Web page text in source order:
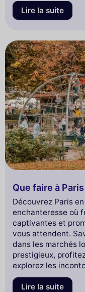
Lire la suite
Que faire à
Découvrez Paris
enchanteresse où
captivantes et
vous attendent.
dans les marchés
prestigieux,
explorez les
2026 l'automne
rue!Lire la suite